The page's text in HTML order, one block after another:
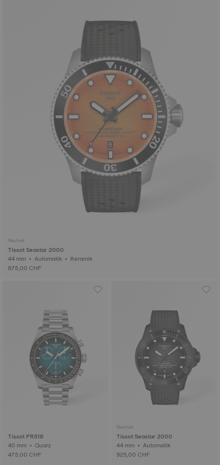
Neuheit
Tissot Seastar 2000
44 mm • Automatik • Keramik
875,00 CHF
Tissot PR516
40 mm • Quarz
475,00 CHF
Neuheit
Tissot Seastar 2000
44 mm • Automatik
925,00 CHF